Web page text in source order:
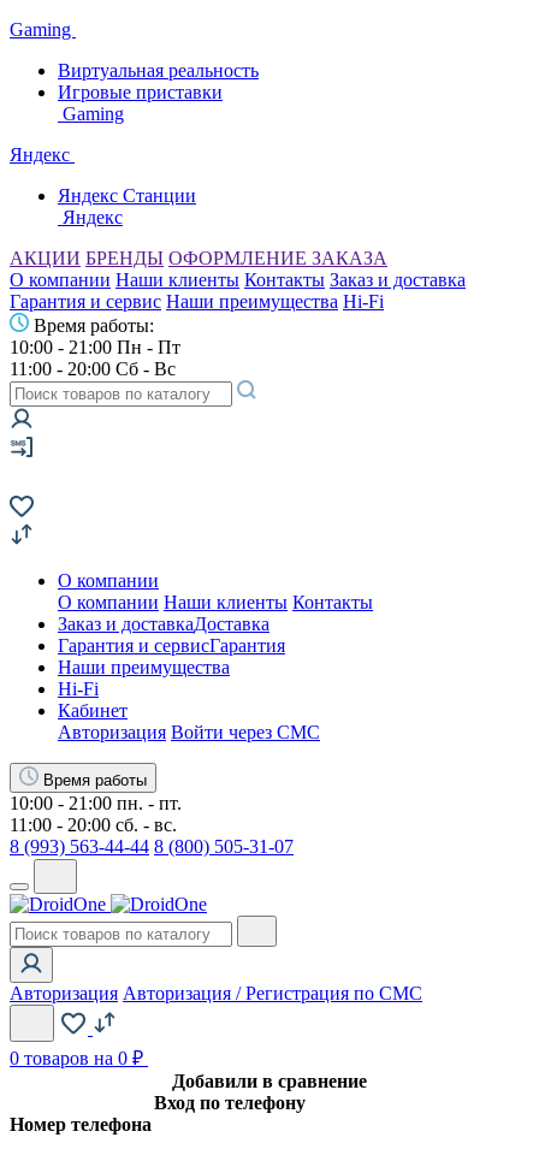
Gaming
Виртуальная реальность
Игровые приставки
Gaming
Яндекс
Яндекс Станции
Яндекс
АКЦИИ БРЕНДЫ ОФОРМЛЕНИЕ ЗАКАЗА
О компании Наши клиенты Контакты Заказ и доставка
Гарантия и сервис Наши преимущества Hi-Fi
Время работы:
10:00 - 21:00 Пн - Пт
11:00 - 20:00 Сб - Вс
О компании
О компании Наши клиенты Контакты
Заказ и доставкаДоставка
Гарантия и сервисГарантия
Наши преимущества
Hi-Fi
Кабинет
Авторизация Войти через СМС
Время работы
10:00 - 21:00 пн. - пт.
11:00 - 20:00 сб. - вс.
8 (993) 563-44-44 8 (800) 505-31-07
Авторизация Авторизация / Регистрация по СМС
0 товаров на 0 ₽
Добавили в сравнение
Вход по телефону
Номер телефона